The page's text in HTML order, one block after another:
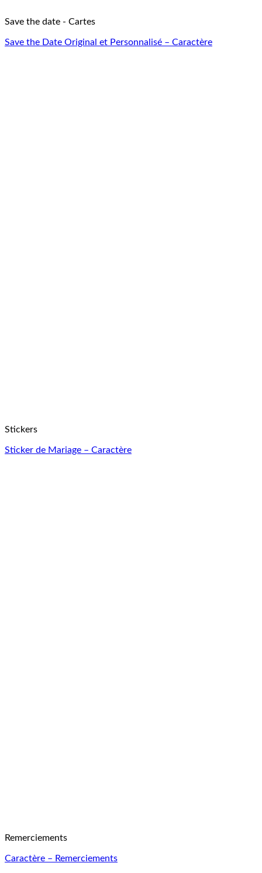
Save the date - Cartes
Save the Date Original et Personnalisé – Caractère
Stickers
Sticker de Mariage – Caractère
Remerciements
Caractère – Remerciements